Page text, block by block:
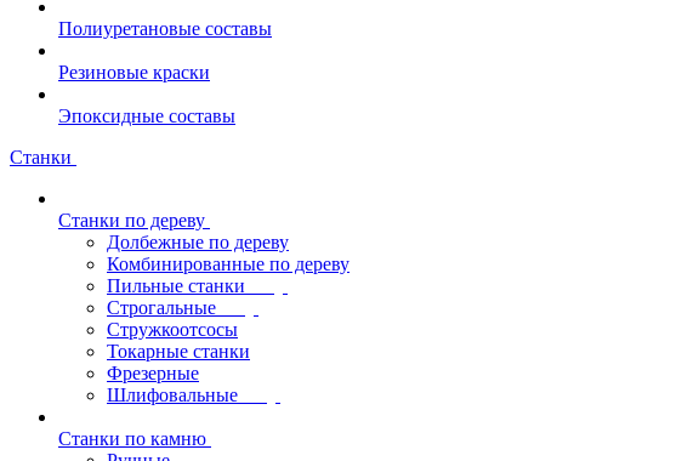
Полиуретановые составы
Резиновые краски
Эпоксидные составы
Станки
Станки по дереву
Долбежные по дереву
Комбинированные по дереву
Пильные станки
Строгальные
Стружкоотсосы
Токарные станки
Фрезерные
Шлифовальные
Станки по камню